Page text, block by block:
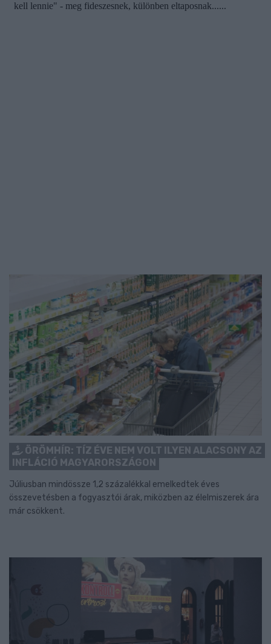
ÖRÖMHÍR: TÍZ ÉVE NEM VOLT ILYEN ALACSONY AZ
INFLÁCIÓ MAGYARORSZÁGON
Júliusban mindössze 1,2 százalékkal emelkedtek éves
összevetésben a fogyasztói árak, miközben az élelmiszerek ára
már csökkent.